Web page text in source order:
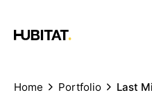
Home Portfolio Last